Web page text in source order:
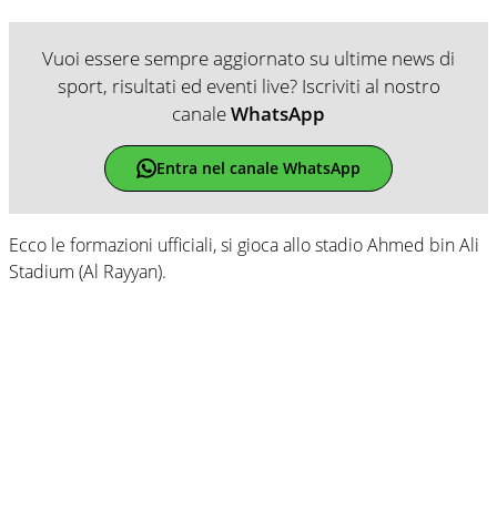
Vuoi essere sempre aggiornato su ultime news di
sport, risultati ed eventi live? Iscriviti al nostro
canaleWhatsApp
Entra nel canale WhatsApp
Ecco le formazioni ufficiali, si gioca allo stadio Ahmed bin Ali
Stadium (Al Rayyan).